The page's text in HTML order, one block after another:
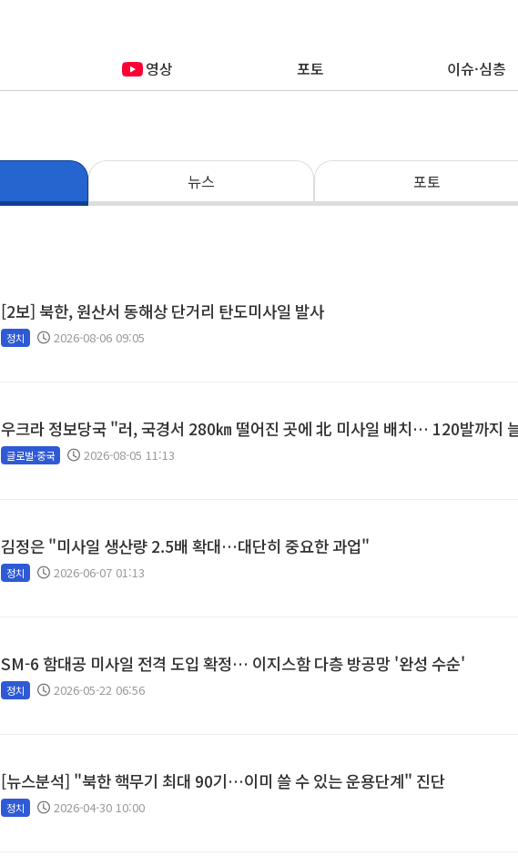
영상 포토 이슈·심층
뉴스 포토
[2보] 북한, 원산서 동해상 단거리 탄도미사일 발사
정치 2026-08-06 09:05
우크라 정보당국 "러, 국경서 280㎞ 떨어진 곳에 北 미사일 배치… 120발까지
글로벌·중국 2026-08-05 11:13
김정은 "미사일 생산량 2.5배 확대…대단히 중요한 과업"
정치 2026-06-07 01:13
SM-6 함대공 미사일 전격 도입 확정… 이지스함 다층 방공망 '완성 수순'
정치 2026-05-22 06:56
[뉴스분석] "북한 핵무기 최대 90기…이미 쓸 수 있는 운용단계" 진단
정치 2026-04-30 10:00